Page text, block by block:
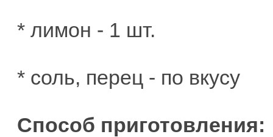
* лимон - 1 шт.
* соль, перец - по вкусу
Способ приготовления: